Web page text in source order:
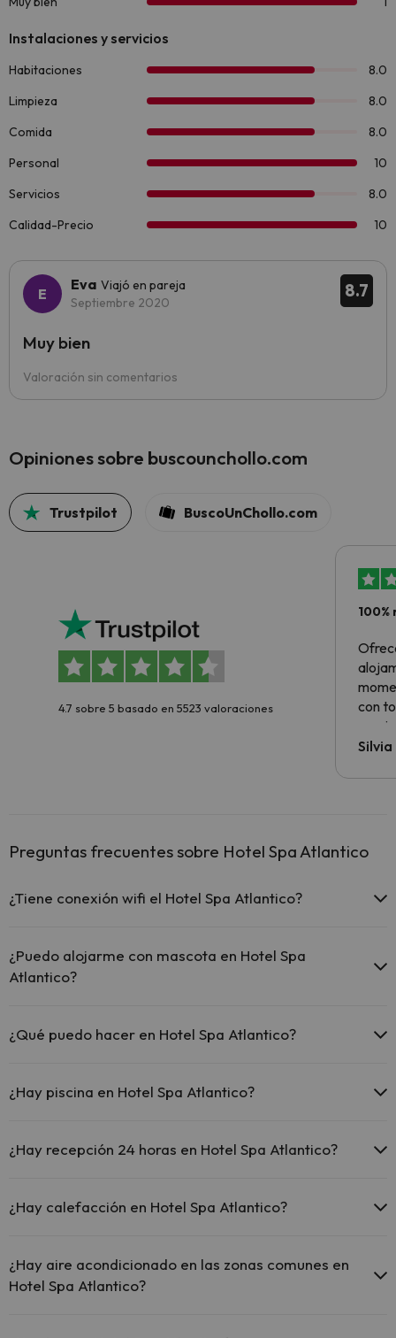
8.7
Eva Viajó en pareja
Septiembre 2020
Valoración sin comentarios
Muy bien
Opiniones sobre buscounchollo.com
Trustpilot BuscoUnChollo.com
4.7 sobre 5 basado en 5523 valoraciones
con
Preguntas frecuentes sobre Hotel Spa Atlantico
¿Tiene conexión wifi el Hotel Spa Atlantico?
El Hotel Spa Atlantico ofrece Wi-Fi gratuito en zonas
comunes.
¿Puedo alojarme con mascota en Hotel Spa
Atlantico?
¿Qué puedo hacer en Hotel Spa Atlantico?
pueden ser de pago).
¿Hay piscina en Hotel Spa Atlantico?
pago) Aquí tienes más info sobre la piscina y otras instalaciones.
¿Hay recepción 24 horas en Hotel Spa Atlantico?
¿Hay calefacción en Hotel Spa Atlantico?
¿Hay aire acondicionado en las zonas comunes en
Hotel Spa Atlantico?